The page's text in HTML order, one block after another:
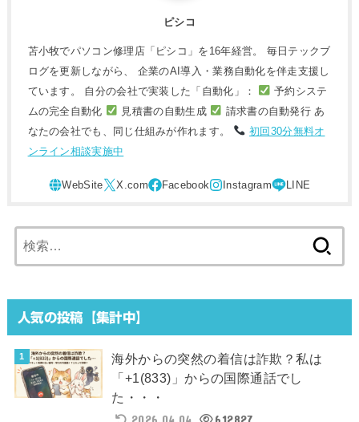
ピシコ
苫小牧でパソコン修理店「ピシコ」を16年経営。 毎日テックブ
ログを更新しながら、 企業のAI導入・業務自動化を伴走支援し
ています。 自分の会社で実装した「自動化」：
予約システ
ムの完全自動化
見積書の自動生成
請求書の自動発行 あ
なたの会社でも、同じ仕組みが作れます。
初回30分無料オ
ンライン相談実施中
索:
人気の投稿【集計中】
海外からの突然の着信は詐欺？私は
「+1(833)」からの国際通話でし
た・・・
2026.04.04
612827